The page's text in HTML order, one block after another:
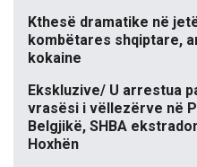
Kthesë dramatike në
kombëtares shqiptare,
kokaine
Ekskluzive/ U arrestua
vrasësi i vëllezërve në
Belgjikë, SHBA
Hoxhën